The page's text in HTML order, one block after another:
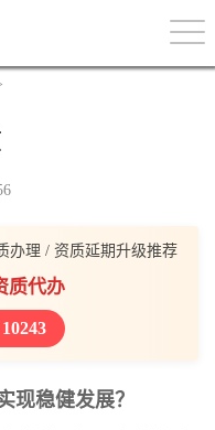
办理 / 资质延期升级推荐
质代办
现稳健发展？